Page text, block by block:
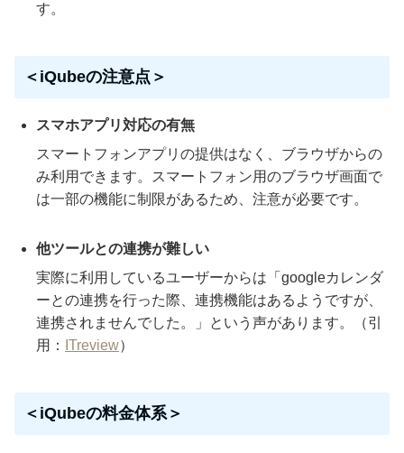
す。
＜iQubeの注意点＞
スマホアプリ対応の有無
スマートフォンアプリの提供はなく、ブラウザからの
み利用できます。スマートフォン用のブラウザ画面で
は一部の機能に制限があるため、注意が必要です。
他ツールとの連携が難しい
実際に利用しているユーザーからは「googleカレンダ
ーとの連携を行った際、連携機能はあるようですが、
連携されませんでした。」という声があります。（引
用：
ITreview）
＜iQubeの料金体系＞